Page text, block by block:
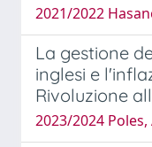
2021/2022
La gestione
inglesi e
Rivoluzione
2023/2024